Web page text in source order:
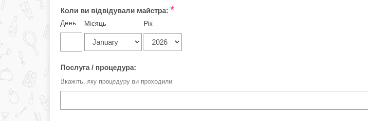
Коли ви відвідували майстра: *
День Місяць Рік
Послуга / процедура:
Вкажіть, яку процедуру ви проходили